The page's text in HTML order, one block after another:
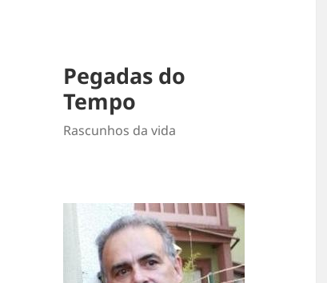
Pegadas do
Tempo
Rascunhos da vida